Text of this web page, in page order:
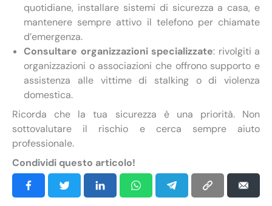
quotidiane, installare sistemi di sicurezza a casa, e
mantenere sempre attivo il telefono per chiamate
d’emergenza.
Consultare organizzazioni specializzate: rivolgiti a
organizzazioni o associazioni che offrono supporto e
assistenza alle vittime di stalking o di violenza
domestica.
Ricorda che la tua sicurezza è una priorità. Non
sottovalutare il rischio e cerca sempre aiuto
professionale.
Condividi questo articolo!